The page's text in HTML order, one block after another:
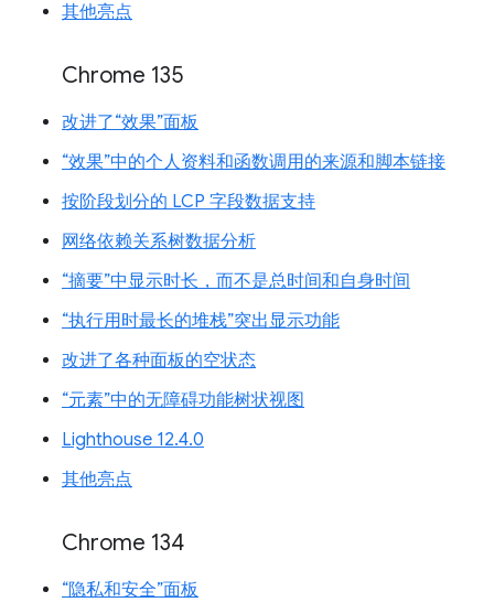
其他亮点
Chrome 135
改进了“效果”面板
“效果”中的个人资料和函数调用的来源和脚本链接
按阶段划分的 LCP 字段数据支持
网络依赖关系树数据分析
“摘要”中显示时长，而不是总时间和自身时间
“执行用时最长的堆栈”突出显示功能
改进了各种面板的空状态
“元素”中的无障碍功能树状视图
Lighthouse 12.4.0
其他亮点
Chrome 134
“隐私和安全”面板